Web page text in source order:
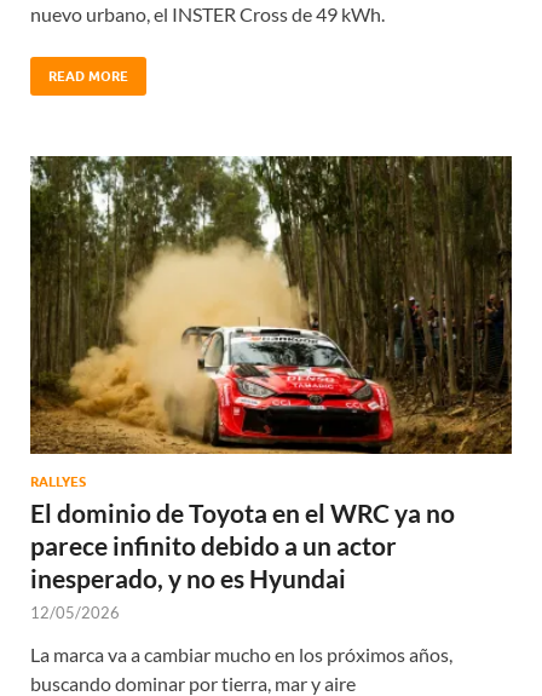
nuevo urbano, el INSTER Cross de 49 kWh.
READ MORE
RALLYES
El dominio de Toyota en el WRC ya no
parece infinito debido a un actor
inesperado, y no es Hyundai
12/05/2026
La marca va a cambiar mucho en los próximos años,
buscando dominar por tierra, mar y aire